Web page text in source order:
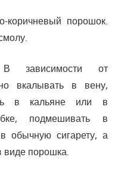
коричневый порошок.
В зависимости от
вкалывать в вену,
в кальяне или в
подмешивать в
обычную сигарету, а
виде порошка.